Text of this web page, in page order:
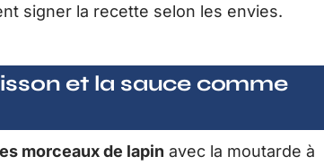
signer la recette selon les envies.
et la sauce comme
morceaux de lapin avec la moutarde à